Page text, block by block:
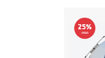
25%
הנחה